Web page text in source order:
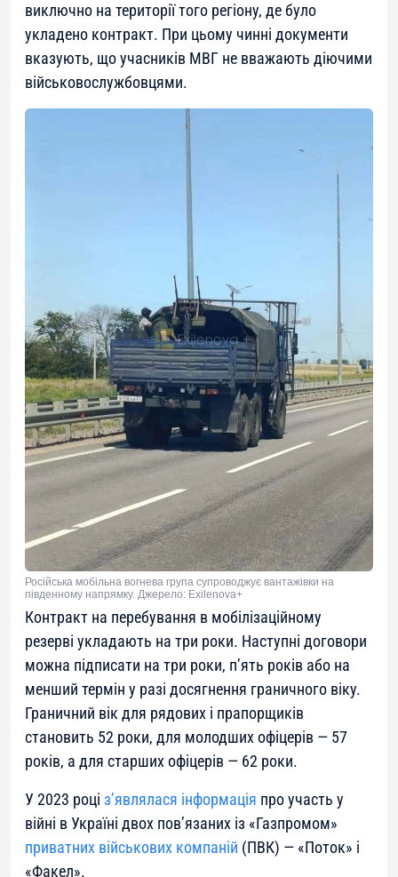
виключно на території того регіону, де було
укладено контракт. При цьому чинні документи
вказують, що учасників МВГ не вважають діючими
військовослужбовцями.
Російська мобільна вогнева група супроводжує вантажівки на
південному напрямку. Джерело: Exilenova+
Контракт на перебування в мобілізаційному
резерві укладають на три роки. Наступні договори
можна підписати на три роки, п’ять років або на
менший термін у разі досягнення граничного віку.
Граничний вік для рядових і прапорщиків
становить 52 роки, для молодших офіцерів — 57
років, а для старших офіцерів — 62 роки.
У 2023 році з’являлася інформація про участь у
війні в Україні двох пов’язаних із «Газпромом»
приватних військових компаній (ПВК) — «Поток» і
«Факел».